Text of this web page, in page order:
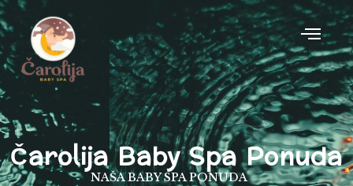
Čarolija Baby Spa Ponuda
NAŠA BABY SPA PONUDA